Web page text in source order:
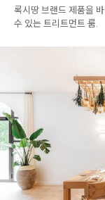
록시땅 브랜드 제품을
수 있는 트리트먼트 룸.